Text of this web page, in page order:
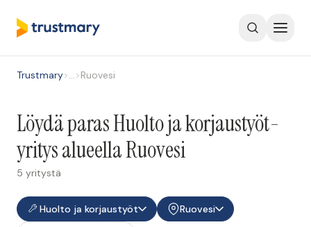
Trustmary>…>Ruovesi
Löydä paras Huolto ja korjaustyöt-
yritys alueella Ruovesi
5 yritystä
Huolto ja korjaustyöt
Ruovesi